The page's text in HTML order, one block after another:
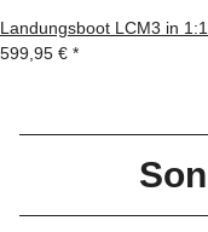
Landungsboot LCM3 in
599,95 € *